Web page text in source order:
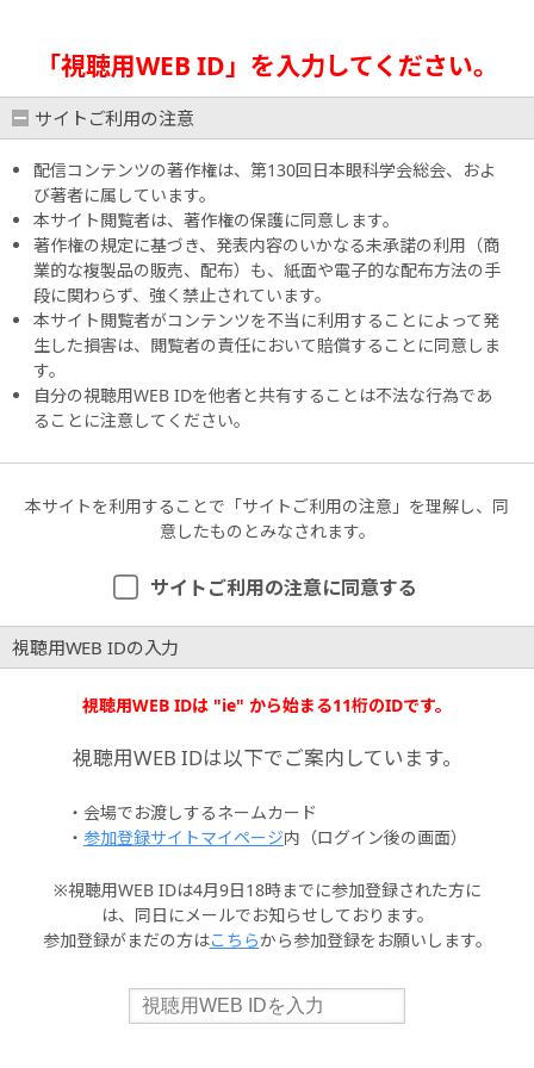
「視聴用WEB ID」を入力してください。
サイトご利用の注意
配信コンテンツの著作権は、第130回日本眼科学会総会、およ
び著者に属しています。
本サイト閲覧者は、著作権の保護に同意します。
著作権の規定に基づき、発表内容のいかなる未承諾の利用（商
業的な複製品の販売、配布）も、紙面や電子的な配布方法の手
段に関わらず、強く禁止されています。
本サイト閲覧者がコンテンツを不当に利用することによって発
生した損害は、閲覧者の責任において賠償することに同意しま
す。
自分の視聴用WEB IDを他者と共有することは不法な行為であ
ることに注意してください。
本サイトを利用することで「サイトご利用の注意」を理解し、同
意したものとみなされます。
サイトご利用の注意に同意する
視聴用WEB IDの入力
視聴用WEB IDは "ie" から始まる11桁のIDです。
視聴用WEB IDは以下でご案内しています。
・会場でお渡しするネームカード
・ 参加登録サイトマイページ内（ログイン後の画面）
※視聴用WEB IDは4月9日18時までに参加登録された方に
は、同日にメールでお知らせしております。
参加登録がまだの方はこちらから参加登録をお願いします。